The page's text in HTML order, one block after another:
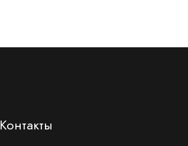
Контакты